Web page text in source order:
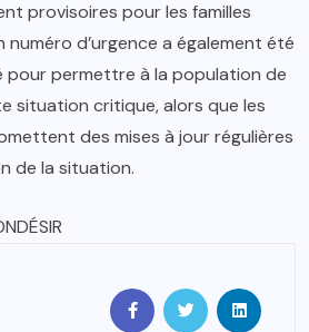
provisoires pour les familles
numéro d’urgence a également été
pour permettre à la population de
situation critique, alors que les
des mises à jour régulières
de la situation.